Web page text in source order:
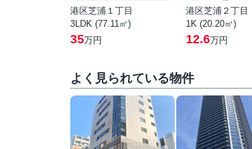
港区芝浦１丁目
3LDK (77.11㎡)
35万円
港区芝浦２丁目
1K (20.20㎡)
12.6万円
よく見られている物件